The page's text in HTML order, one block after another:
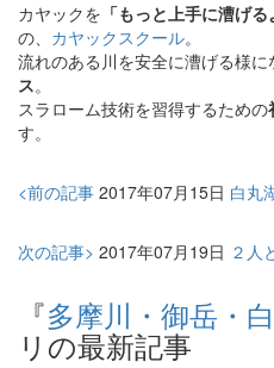
カヤックを 「もっと上手に漕げ
の、 カヤックスクール。
流れのある川を安全に漕げる様に
ス。
スラローム技術を習得するための
す。
<前の記事 2017年07月15日 白丸
次の記事> 2017年07月19日 ２人
『多摩川・御岳・
リの最新記事